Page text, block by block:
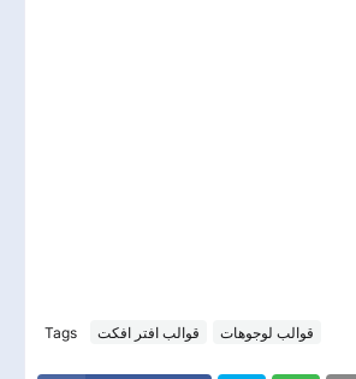
Tags قوالب افتر افكت قوالب لوجوهات